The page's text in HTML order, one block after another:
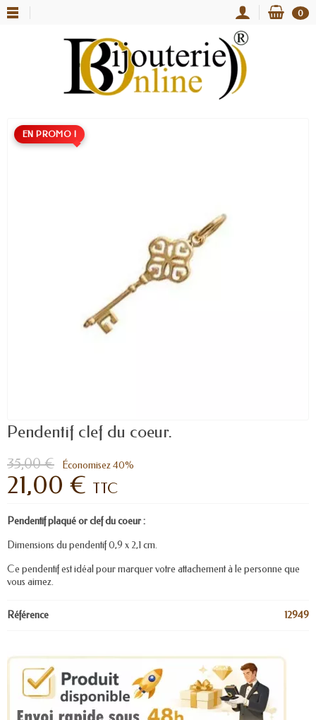
0
EN PROMO !
Pendentif clef du coeur.
35,00 € Économisez 40%
21,00 € TTC
Pendentif plaqué or clef du coeur :
Dimensions du pendentif 0,9 x 2,1 cm.
Ce pendentif est idéal pour marquer votre attachement à le personne que
vous aimez.
Référence 12949